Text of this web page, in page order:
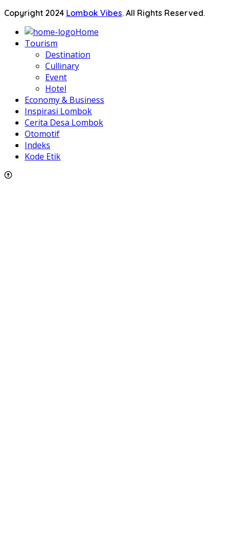
Copyright 2024 Lombok Vibes. All Rights Reserved.
Home
Tourism
Destination
Cullinary
Event
Hotel
Economy & Business
Inspirasi Lombok
Cerita Desa Lombok
Otomotif
Indeks
Kode Etik